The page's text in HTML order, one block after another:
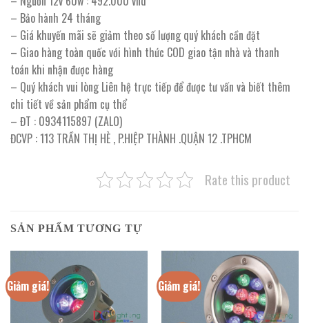
– Bảo hành 24 tháng
– Giá khuyến mãi sẽ giảm theo số lượng quý khách cần đặt
– Giao hàng toàn quốc với hình thức COD giao tận nhà và thanh
toán khi nhận được hàng
– Quý khách vui lòng Liên hệ trực tiếp để được tư vấn và biết thêm
chi tiết về sản phẩm cụ thể
– ĐT : 0934115897 (ZALO)
ĐCVP : 113 TRẦN THỊ HÈ , P.HIỆP THÀNH .QUẬN 12 .TPHCM
Rate this product
SẢN PHẨM TƯƠNG TỰ
Giảm giá! Giảm giá!